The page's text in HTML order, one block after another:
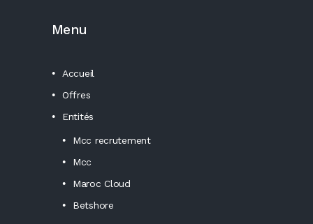
Menu
Accueil
Offres
Entités
Mcc recrutement
Mcc
Maroc Cloud
Betshore